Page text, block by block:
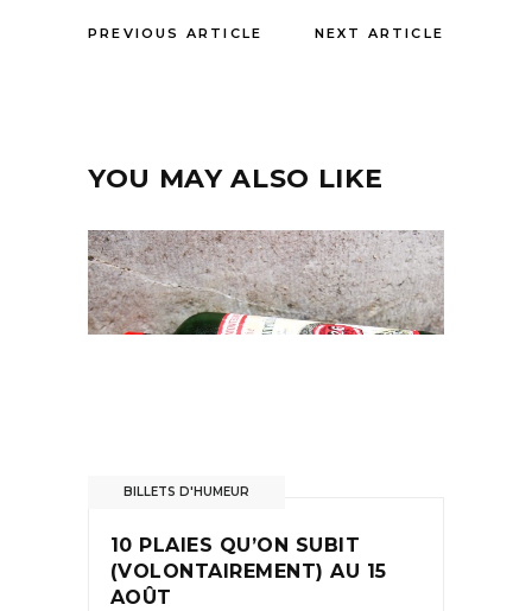
PREVIOUS ARTICLE NEXT ARTICLE
YOU MAY ALSO LIKE
BILLETS D'HUMEUR
10 PLAIES QU’ON SUBIT
(VOLONTAIREMENT) AU 15
AOÛT